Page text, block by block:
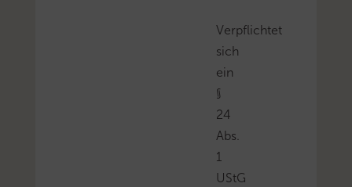
Verpflichtet
sich
ein
§
24
Abs.
1
UStG